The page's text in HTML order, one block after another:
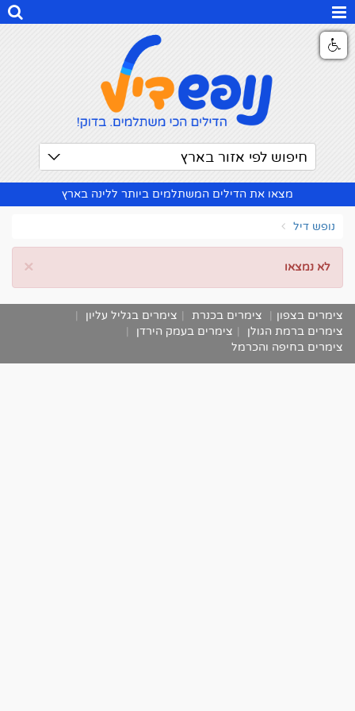
חיפוש לפי אזור בארץ
מצאו את הדילים המשתלמים ביותר ללינה בארץ
נופש דיל
× לא נמצאו
צימרים בצפון | צימרים בכנרת | צימרים בגליל עליון
|
צימרים ברמת הגולן
| צימרים בעמק הירדן
|
צימרים בחיפה והכרמל